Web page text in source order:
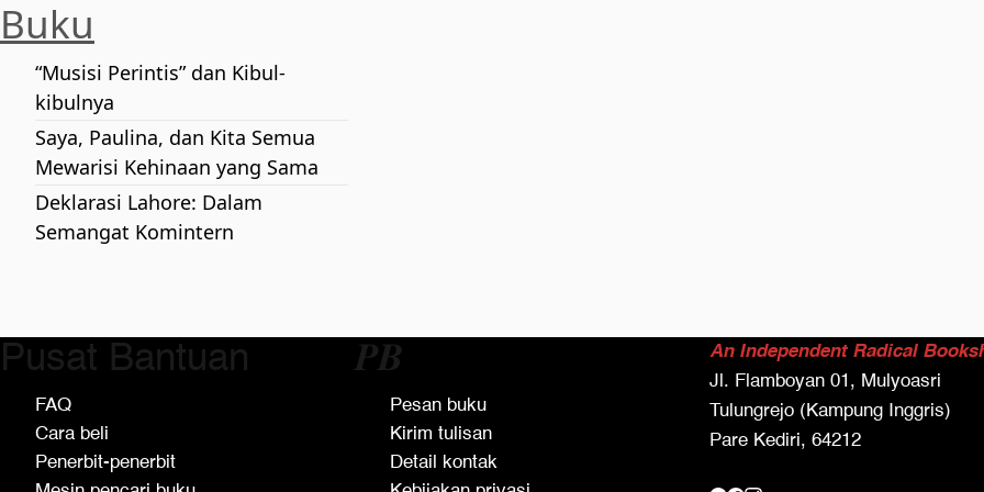
Buku
“Musisi Perintis” dan Kibul-
kibulnya
Saya, Paulina, dan Kita Semua
Mewarisi Kehinaan yang Sama
Deklarasi Lahore: Dalam
Semangat Komintern
Pusat Bantuan
FAQ
Cara beli
Penerbit-penerbit
𝑷𝑩
Pesan buku
Kirim tulisan
Detail kontak
An Independent Radical
Jl. Flamboyan 01, Mulyoasri
Tulungrejo (Kampung Inggris)
Pare Kediri, 64212